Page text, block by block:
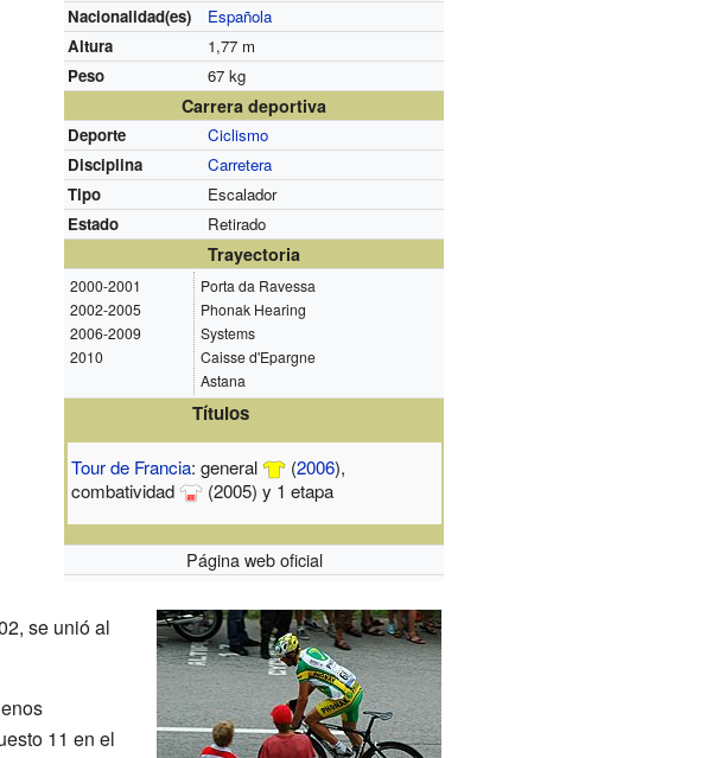
Nacionalidad(es)
Española
Altura
1,77 m
Peso
67 kg
Carrera deportiva
Deporte
Ciclismo
Disciplina
Carretera
Tipo
Escalador
Estado
Retirado
Trayectoria
2000-2001
2002-2005
2006-2009
2010
Porta da Ravessa
Phonak Hearing
Systems
Caisse d'Epargne
Astana
Títulos
Tour de Francia: general (2006),
combatividad
(2005) y 1 etapa
Página web oficial
se unió al
11 en el